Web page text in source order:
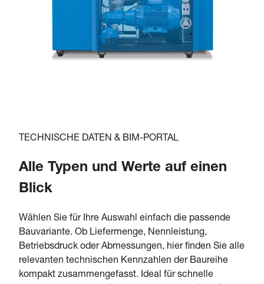
TECHNISCHE DATEN & BIM-PORTAL
Alle Typen und Werte auf einen
Blick
Wählen Sie für Ihre Auswahl einfach die passende
Bauvariante. Ob Liefermenge, Nennleistung,
Betriebsdruck oder Abmessungen, hier finden Sie alle
relevanten technischen Kennzahlen der Baureihe
kompakt zusammengefasst. Ideal für schnelle